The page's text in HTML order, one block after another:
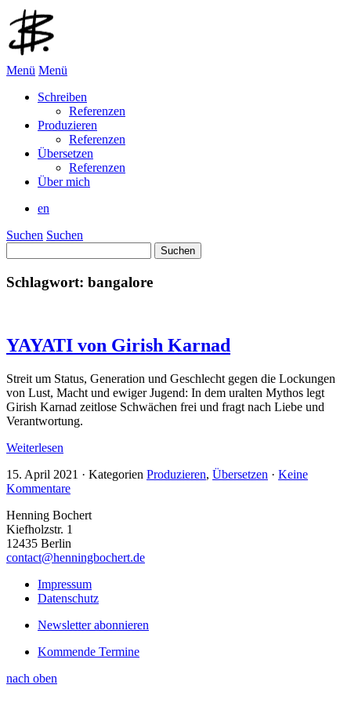
Menü Menü
Schreiben
Referenzen
Produzieren
Referenzen
Übersetzen
Referenzen
Über mich
en
Suchen Suchen
nach:
Schlagwort: bangalore
YAYATI von Girish Karnad
Streit um Status, Generation und Geschlecht gegen die Lockungen
von Lust, Macht und ewiger Jugend: In dem uralten Mythos legt
Girish Karnad zeitlose Schwächen frei und fragt nach Liebe und
Verantwortung.
Weiterlesen
15. April 2021 · Kategorien Produzieren, Übersetzen · Keine
Kommentare
Henning Bochert
Kiefholzstr. 1
12435 Berlin
contact@henningbochert.de
Impressum
Datenschutz
Newsletter abonnieren
Kommende Termine
nach oben